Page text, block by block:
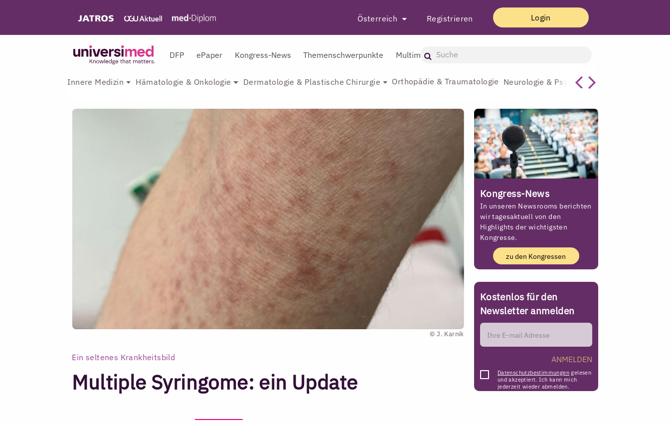
Österreich Registrieren Login
DFP ePaper Kongress-News Themenschwerpunkte Multimedia
Innere Medizin Hämatologie & Onkologie Dermatologie & Plastische Chirurgie Orthopädie & Traumatologie Neurologie & Psychiatrie
© J. Karnik
Ein seltenes Krankheitsbild
Multiple Syringome: ein Update
Kongress-News
In unseren Newsrooms berichten
wir tagesaktuell von den
Highlights der wichtigsten
Kongresse.
zu den Kongressen
Kostenlos für den
Newsletter anmelden
ANMELDEN
Datenschutzbestimmungen gelesen
und akzeptiert. Ich kann mich
jederzeit wieder abmelden.